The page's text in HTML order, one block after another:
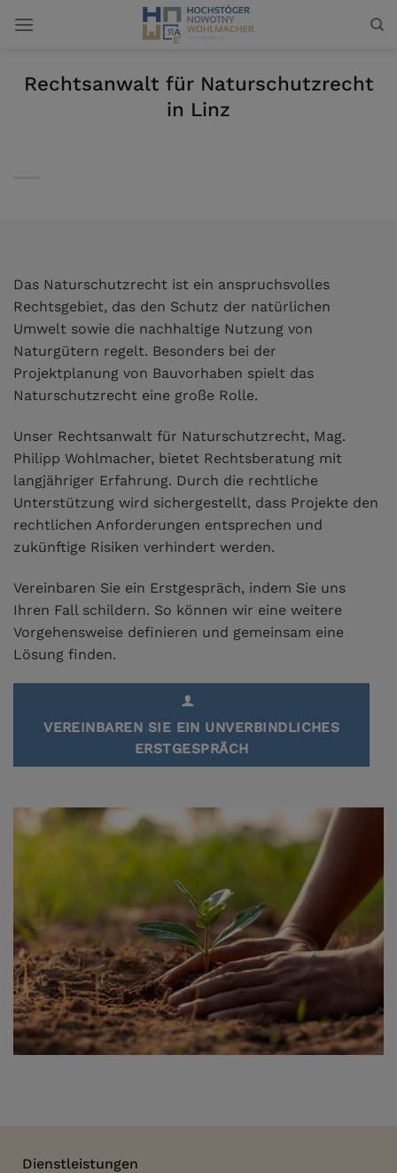
Inhalt
Rechtsanwalt für Naturschutzrecht
in Linz
Das Naturschutzrecht ist ein anspruchsvolles
Rechtsgebiet, das den Schutz der natürlichen
Umwelt sowie die nachhaltige Nutzung von
Naturgütern regelt. Besonders bei der
Projektplanung von Bauvorhaben spielt das
Naturschutzrecht eine große Rolle.
Unser Rechtsanwalt für Naturschutzrecht, Mag.
Philipp Wohlmacher, bietet Rechtsberatung mit
langjähriger Erfahrung. Durch die rechtliche
Unterstützung wird sichergestellt, dass Projekte den
rechtlichen Anforderungen entsprechen und
zukünftige Risiken verhindert werden.
Vereinbaren Sie ein Erstgespräch, indem Sie uns
Ihren Fall schildern. So können wir eine weitere
Vorgehensweise definieren und gemeinsam eine
Lösung finden.
VEREINBAREN SIE EIN UNVERBINDLICHES
ERSTGESPRÄCH
Dienstleistungen